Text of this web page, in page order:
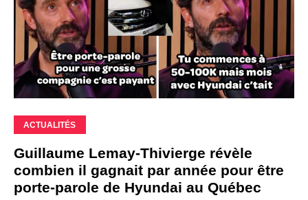
ACTUALITÉS
Guillaume Lemay-Thivierge révèle
combien il gagnait par année pour être
porte-parole de Hyundai au Québec